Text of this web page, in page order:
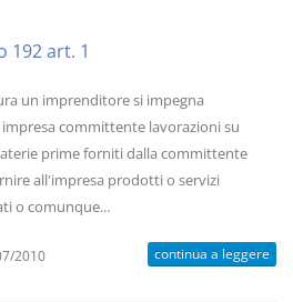
192 art. 1
un imprenditore si impegna
committente lavorazioni su
prime forniti dalla committente
all'impresa prodotti o servizi
o comunque...
2010 continua a leggere